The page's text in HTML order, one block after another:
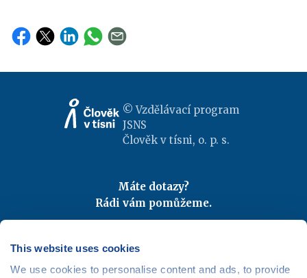
This website uses cookies
We use cookies to personalise content and ads, to provide
© Vzdělávací program
JSNS
Člověk v tísni, o. p. s.
Máte dotazy?
Rádi vám pomůžeme.
Odebírejte newslettery
Mapa webu |Kariéra